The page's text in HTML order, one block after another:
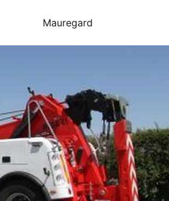
Mauregard